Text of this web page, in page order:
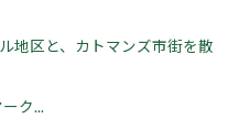
地区と、カトマンズ市街を散
ク...